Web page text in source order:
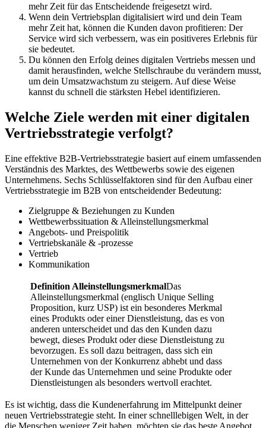
mehr Zeit für das Entscheidende freigesetzt wird.
Wenn dein Vertriebsplan digitalisiert wird und dein Team
mehr Zeit hat, können die Kunden davon profitieren: Der
Service wird sich verbessern, was ein positiveres Erlebnis für
sie bedeutet.
Du können den Erfolg deines digitalen Vertriebs messen und
damit herausfinden, welche Stellschraube du verändern musst,
um dein Umsatzwachstum zu steigern. Auf diese Weise
kannst du schnell die stärksten Hebel identifizieren.
Welche Ziele werden mit einer digitalen
Vertriebsstrategie verfolgt?
Eine effektive B2B-Vertriebsstrategie basiert auf einem umfassenden
Verständnis des Marktes, des Wettbewerbs sowie des eigenen
Unternehmens. Sechs Schlüsselfaktoren sind für den Aufbau einer
Vertriebsstrategie im B2B von entscheidender Bedeutung:
Zielgruppe & Beziehungen zu Kunden
Wettbewerbssituation & Alleinstellungsmerkmal
Angebots- und Preispolitik
Vertriebskanäle & -prozesse
Vertrieb
Kommunikation
Definition AlleinstellungsmerkmalDas
Alleinstellungsmerkmal (englisch Unique Selling
Proposition, kurz USP) ist ein besonderes Merkmal
eines Produkts oder einer Dienstleistung, das es von
anderen unterscheidet und das den Kunden dazu
bewegt, dieses Produkt oder diese Dienstleistung zu
bevorzugen. Es soll dazu beitragen, dass sich ein
Unternehmen von der Konkurrenz abhebt und dass
der Kunde das Unternehmen und seine Produkte oder
Dienstleistungen als besonders wertvoll erachtet.
Es ist wichtig, dass die Kundenerfahrung im Mittelpunkt deiner
neuen Vertriebsstrategie steht. In einer schnelllebigen Welt, in der